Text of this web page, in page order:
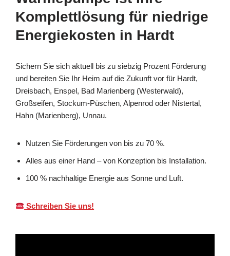
Komplettlösung für niedrige
Energiekosten in Hardt
Sichern Sie sich aktuell bis zu siebzig Prozent Förderung
und bereiten Sie Ihr Heim auf die Zukunft vor für Hardt,
Dreisbach, Enspel, Bad Marienberg (Westerwald),
Großseifen, Stockum-Püschen, Alpenrod oder Nistertal,
Hahn (Marienberg), Unnau.
Nutzen Sie Förderungen von bis zu 70 %.
Alles aus einer Hand – von Konzeption bis Installation.
100 % nachhaltige Energie aus Sonne und Luft.
Schreiben Sie uns!